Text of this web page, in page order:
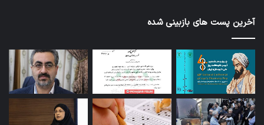
آخرین پست های بازبینی شده